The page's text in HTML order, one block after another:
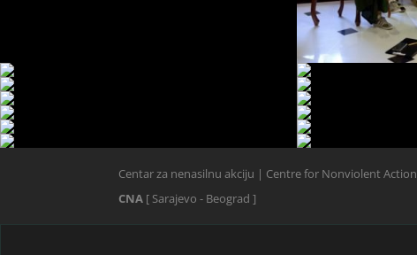
Centar za nenasilnu akciju | Centre for Nonviolent Action
CNA [ Sarajevo - Beograd ]